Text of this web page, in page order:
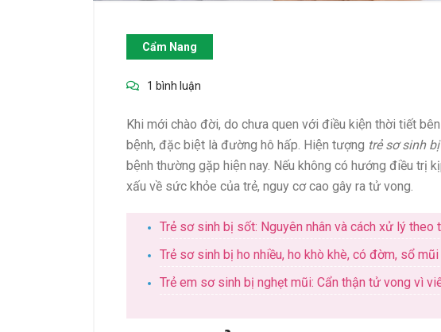
Cẩm Nang
1 bình luận
Khi mới chào đời, do chưa quen với điều kiện thời tiết
bệnh, đặc biệt là đường hô hấp. Hiện tượng trẻ sơ sinh
bệnh thường gặp hiện nay. Nếu không có hướng điều trị
xấu về sức khỏe của trẻ, nguy cơ cao gây ra tử vong.
Trẻ sơ sinh bị sốt: Nguyên nhân và cách xử lý theo
Trẻ sơ sinh bị ho nhiều, ho khò khè, có đờm, sổ
Trẻ em sơ sinh bị nghẹt mũi: Cẩn thận tử vong vì